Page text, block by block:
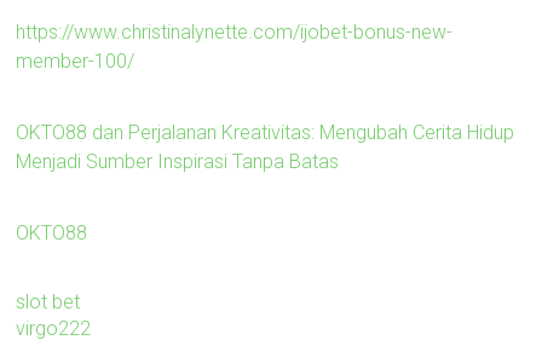
https://www.christinalynette.com/ijobet-bonus-new-
member-100/
OKTO88 dan Perjalanan Kreativitas: Mengubah Cerita Hidup
Menjadi Sumber Inspirasi Tanpa Batas
OKTO88
slot bet
virgo222